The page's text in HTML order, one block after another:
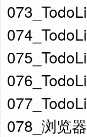
078_浏览